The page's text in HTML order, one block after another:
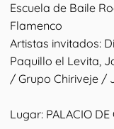
Escuela de Baile
Flamenco
Artistas invitados:
Paquillo el Levita,
/ Grupo Chiriveje /
Lugar: PALACIO DE